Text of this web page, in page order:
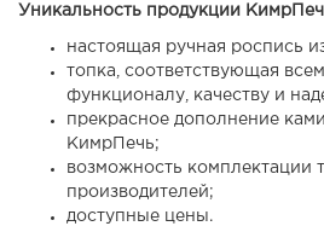
Уникальность продукции
настоящая ручная роспись
топка, соответствующая
функционалу, качеству и
прекрасное дополнение
КимрПечь;
возможность комплектации
производителей;
доступные цены.